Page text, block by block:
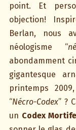
point. Et
objection!
Berlan, nous
néologisme “
abondamment
gigantesque
printemps
“Nécro-Codex” ?
un Codex